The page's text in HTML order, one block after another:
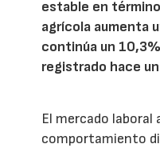
estable en
agrícola aumenta
continúa un
registrado hace
El mercado
comportamiento